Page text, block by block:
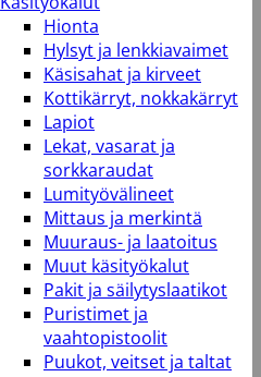
Hionta
Hylsyt ja lenkkiavaimet
Käsisahat ja kirveet
Kottikärryt, nokkakärryt
Lapiot
Lekat, vasarat ja
sorkkaraudat
Lumityövälineet
Mittaus ja merkintä
Muuraus- ja laatoitus
Muut käsityökalut
Pakit ja säilytyslaatikot
Puristimet ja
vaahtopistoolit
Puukot, veitset ja taltat